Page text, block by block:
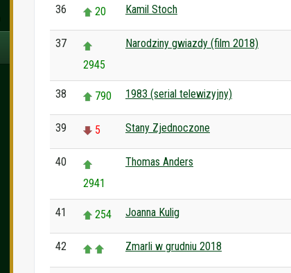
36 20 Kamil Stoch
37
2945
Narodziny gwiazdy (film 2018)
38 790 1983 (serial telewizyjny)
39 5 Stany Zjednoczone
40
2941
Thomas Anders
41 254 Joanna Kulig
42 Zmarli w grudniu 2018